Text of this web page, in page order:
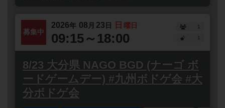
募集中
2026年 08 月 23日 日 曜日
09:15～18:00
1
1
8/23 大分県 NAGO BGD (ナーゴ ボ
ードゲームデー) #九州ボドゲ会 #大
分ボドゲ会